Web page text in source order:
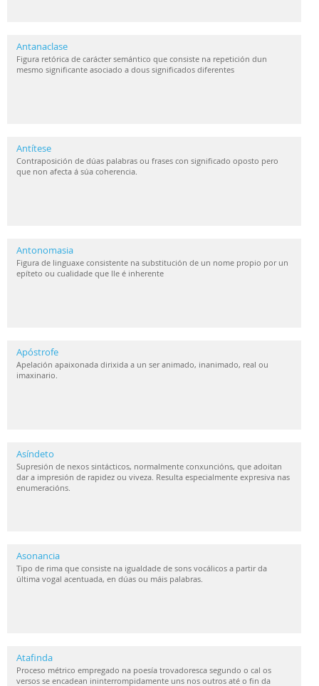
Antanaclase
Figura retórica de carácter semántico que consiste na repetición dun
mesmo significante asociado a dous significados diferentes
Antítese
Contraposición de dúas palabras ou frases con significado oposto pero
que non afecta á súa coherencia.
Antonomasia
Figura de linguaxe consistente na substitución de un nome propio por un
epíteto ou cualidade que lle é inherente
Apóstrofe
Apelación apaixonada dirixida a un ser animado, inanimado, real ou
imaxinario.
Asíndeto
Supresión de nexos sintácticos, normalmente conxuncións, que adoitan
dar a impresión de rapidez ou viveza. Resulta especialmente expresiva nas
enumeracións.
Asonancia
Tipo de rima que consiste na igualdade de sons vocálicos a partir da
última vogal acentuada, en dúas ou máis palabras.
Atafinda
Proceso métrico empregado na poesía trovadoresca segundo o cal os
versos se encadean ininterrompidamente uns nos outros até o fin da